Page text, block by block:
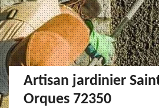
Artisan jardinier
Orques 72350